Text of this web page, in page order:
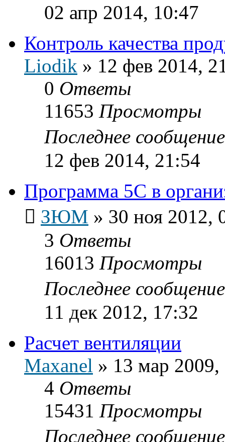
02 апр 2014, 10:47
Контроль качества
Liodik » 12 фев 2014,
0 Ответы
11653 Просмотры
Последнее
12 фев 2014, 21:54
Программа 5С в
ЗЮМ » 30 ноя 2012,
3 Ответы
16013 Просмотры
Последнее
11 дек 2012, 17:32
Расчет вентиляции
Maxanel » 13 мар
4 Ответы
15431 Просмотры
Последнее